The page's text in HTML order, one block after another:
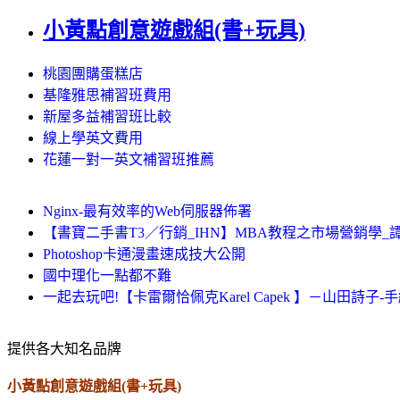
小黃點創意遊戲組(書+玩具)
桃園團購蛋糕店
基隆雅思補習班費用
新屋多益補習班比較
線上學英文費用
花蓮一對一英文補習班推薦
Nginx-最有效率的Web伺服器佈署
【書寶二手書T3／行銷_IHN】MBA教程之市場營銷學_
Photoshop卡通漫畫速成技大公開
國中理化一點都不難
一起去玩吧!【卡雷爾恰佩克Karel Capek 】－山田詩子-
提供各大知名品牌
小黃點創意遊戲組(書+玩具)